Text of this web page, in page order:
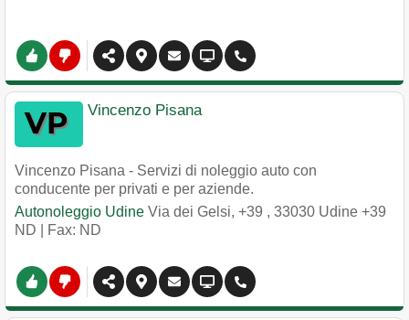
Vincenzo Pisana
Vincenzo Pisana - Servizi di noleggio auto con
conducente per privati e per aziende.
Autonoleggio Udine Via dei Gelsi, +39 , 33030 Udine +39
ND | Fax: ND